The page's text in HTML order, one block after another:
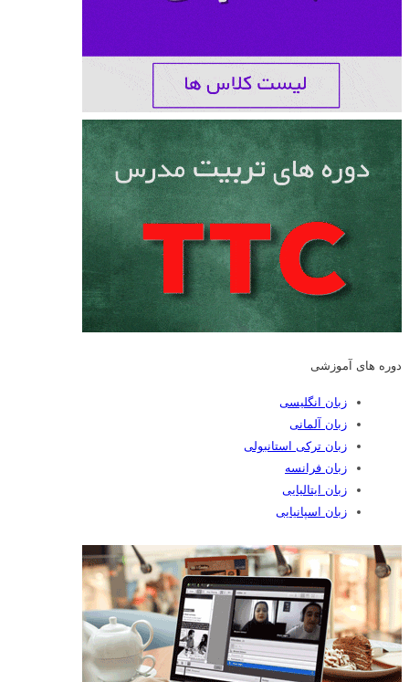
دوره های آموزشی
زبان انگلیسی
زبان آلمانی
زبان ترکی استانبولی
زبان فرانسه
زبان ایتالیایی
زبان اسپانیایی